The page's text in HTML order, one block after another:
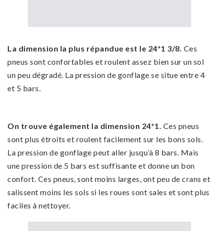
La dimension la plus répandue est le 24*1 3/8. Ces
pneus sont confortables et roulent assez bien sur un sol
un peu dégradé. La pression de gonflage se situe entre 4
et 5 bars.
On trouve également la dimension 24*1. Ces pneus
sont plus étroits et roulent facilement sur les bons sols.
La pression de gonflage peut aller jusqu’à 8 bars. Mais
une pression de 5 bars est suffisante et donne un bon
confort. Ces pneus, sont moins larges, ont peu de crans et
salissent moins les sols si les roues sont sales et sont plus
faciles à nettoyer.